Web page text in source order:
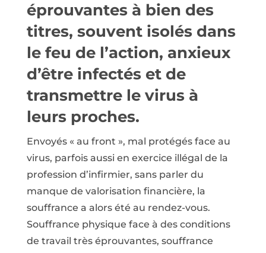
éprouvantes à bien des
titres, souvent isolés dans
le feu de l’action, anxieux
d’être infectés et de
transmettre le virus à
leurs proches.
Envoyés « au front », mal protégés face au
virus, parfois aussi en exercice illégal de la
profession d’infirmier, sans parler du
manque de valorisation financière, la
souffrance a alors été au rendez-vous.
Souffrance physique face à des conditions
de travail très éprouvantes, souffrance